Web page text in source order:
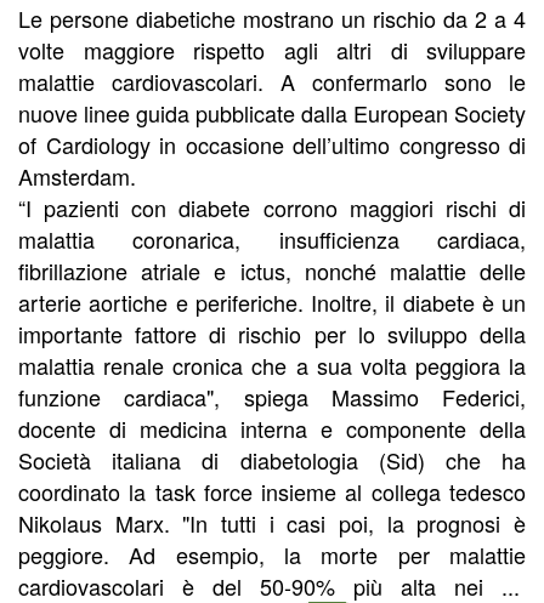
Le persone diabetiche mostrano un rischio da 2 a 4
volte maggiore rispetto agli altri di sviluppare
malattie cardiovascolari. A confermarlo sono le
nuove linee guida pubblicate dalla European Society
of Cardiology in occasione dell’ultimo congresso di
Amsterdam.
“I pazienti con diabete corrono maggiori rischi di
malattia coronarica, insufficienza cardiaca,
fibrillazione atriale e ictus, nonché malattie delle
arterie aortiche e periferiche. Inoltre, il diabete è un
importante fattore di rischio per lo sviluppo della
malattia renale cronica che a sua volta peggiora la
funzione cardiaca", spiega Massimo Federici,
docente di medicina interna e componente della
Società italiana di diabetologia (Sid) che ha
coordinato la task force insieme al collega tedesco
Nikolaus Marx. "In tutti i casi poi, la prognosi è
peggiore. Ad esempio, la morte per malattie
cardiovascolari è del 50-90% più alta nei ...